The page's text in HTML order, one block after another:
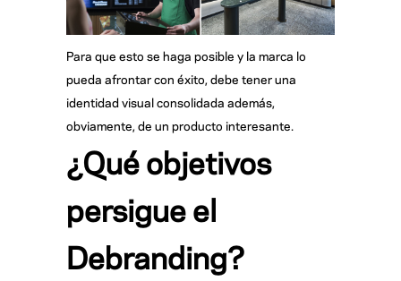
Para que esto se haga posible y la marca lo
pueda afrontar con éxito, debe tener una
identidad visual consolidada además,
obviamente, de un producto interesante.
¿Qué objetivos
persigue el
Debranding?